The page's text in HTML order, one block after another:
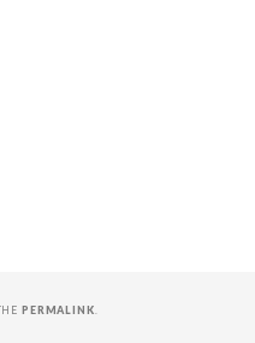
PERMALINK